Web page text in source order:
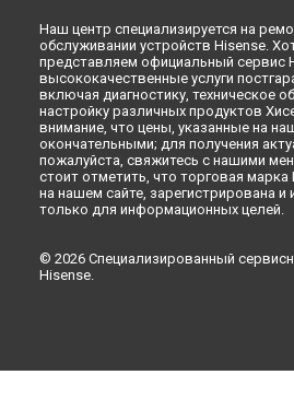
Наш центр специализируется на
обслуживании устройств Hisense.
представляем официальный сервис
высококачественные услуги
включая диагностику, техническое
настройку различных продуктов
внимание, что цены, указанные на
окончательными; для получения
пожалуйста, свяжитесь с нашими
стоит отметить, что торговая марка
на нашем сайте, зарегистрирована и
только для информационных целей.
© 2026 Специализированный
Hisense.